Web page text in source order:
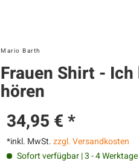
Mario Barth
Frauen Shirt -
hören
34,95 € *
*inkl. MwSt.zzgl. Versandkosten
Sofort verfügbar | 3 - 4 Werktage